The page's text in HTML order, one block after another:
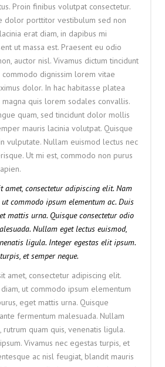
Proin finibus volutpat consectetur.
dolor porttitor vestibulum sed non
erat diam, in dapibus mi
ut massa est. Praesent eu odio
auctor nisl. Vivamus dictum tincidunt
commodo dignissim lorem vitae
dolor. In hac habitasse platea
magna quis lorem sodales convallis.
quam, sed tincidunt dolor mollis
mauris lacinia volutpat. Quisque
vulputate. Nullam euismod lectus nec
Ut mi est, commodo non purus
consectetur adipiscing elit. Nam
commodo ipsum elementum ac. Duis
mattis urna. Quisque consectetur odio
Nullam eget lectus euismod,
ligula. Integer egestas elit ipsum.
et semper neque.
amet, consectetur adipiscing elit.
ut commodo ipsum elementum
eget mattis urna. Quisque
fermentum malesuada. Nullam
quam quis, venenatis ligula.
Vivamus nec egestas turpis, et
ac nisl feugiat, blandit mauris